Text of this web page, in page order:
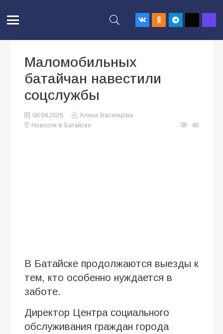
Маломобильных
батайчан навестили
соцслужбы
08.04.2026
Алена Васнецова
Новости в Батайске
46
В Батайске продолжаются выезды к
тем, кто особенно нуждается в
заботе.
Директор Центра социального
обслуживания граждан города